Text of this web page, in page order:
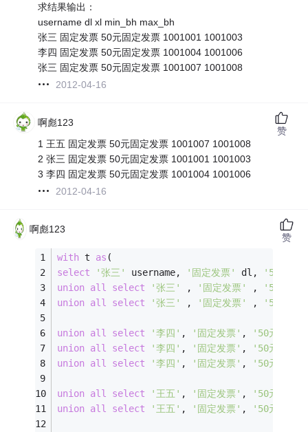
求结果输出：
username dl xl min_bh max_bh
张三 固定发票 50元固定发票 1001001 1001003
李四 固定发票 50元固定发票 1001004 1001006
张三 固定发票 50元固定发票 1001007 1001008
2012-04-16
啊彪123
1 王五 固定发票 50元固定发票 1001007 1001008
2 张三 固定发票 50元固定发票 1001001 1001003
3 李四 固定发票 50元固定发票 1001004 1001006
2012-04-16
赞
啊彪123
with t as (
select
'张三' username, '固定发票' dl,
'50元固
union all select '张三' , '固定发票' ,
'50元固
union all select '张三' , '固定发票' , '50元固
union all select '李四' , '固定发票' ,
'50元固定
union all select '李四' , '固定发票' ,
'50元固定
union all select '李四' , '固定发票' , '50元固定
union all select '王五' , '固定发票' ,
'50元固定
union all select '王五' , '固定发票' , '50元固定
赞